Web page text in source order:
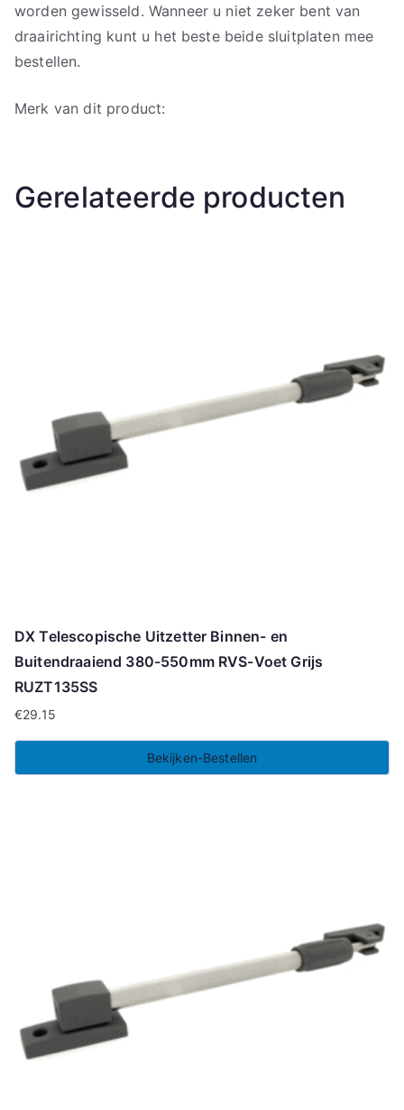
worden gewisseld. Wanneer u niet zeker bent van
draairichting kunt u het beste beide sluitplaten mee
bestellen.
Merk van dit product:
Gerelateerde producten
DX Telescopische Uitzetter Binnen- en
Buitendraaiend 380-550mm RVS-Voet Grijs
RUZT135SS
€29.15
Bekijken-Bestellen